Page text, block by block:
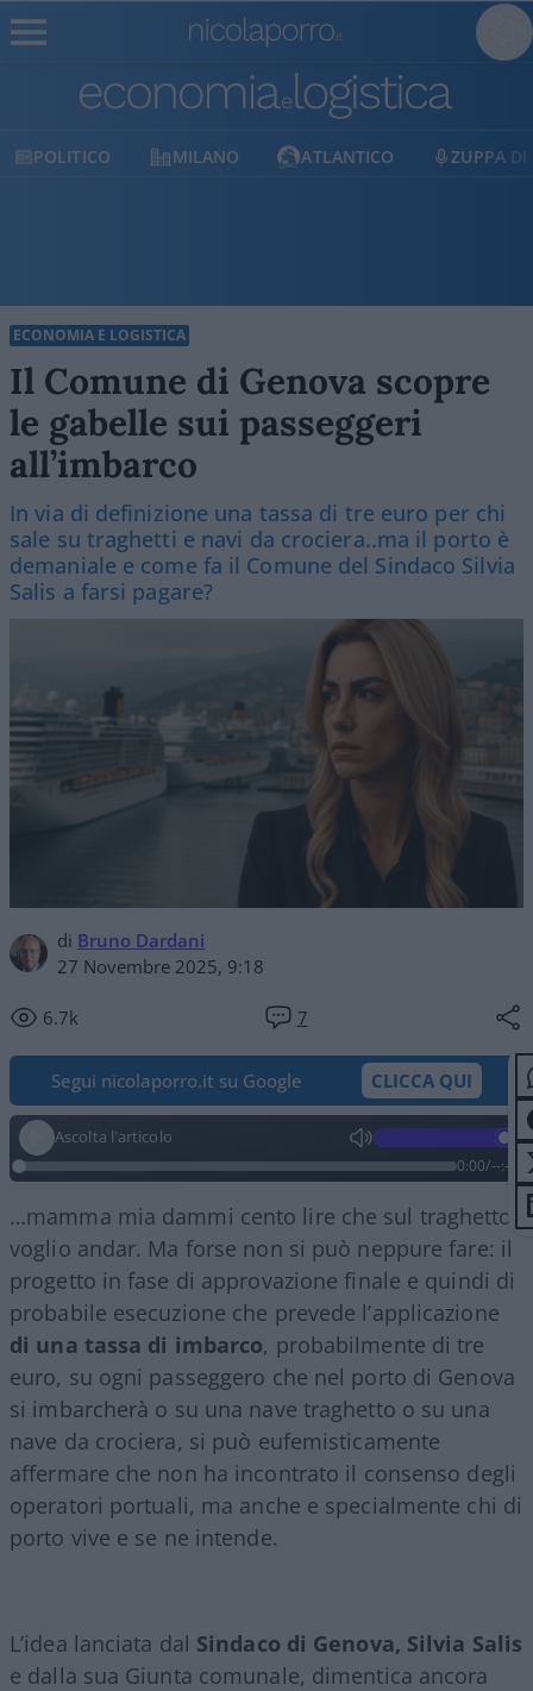
MILANO ATLANTICO ZUPPA DI PORRO
ECONOMIA E LOGISTICA
Il Comune di Genova scopre
le gabelle sui passeggeri
all’imbarco
In via di definizione una tassa di tre euro per chi
sale su traghetti e navi da crociera..ma il porto è
demaniale e come fa il Comune del Sindaco Silvia
Salis a farsi pagare?
di Bruno Dardani
27 Novembre 2025, 9:18
6.7k 7
Segui nicolaporro.it su Google CLICCA QUI
Ascolta l'articolo
0:00/--:--
…mamma mia dammi cento lire che sul traghetto
voglio andar. Ma forse non si può neppure fare: il
progetto in fase di approvazione finale e quindi di
probabile esecuzione che prevede l’applicazione
di una tassa di imbarco, probabilmente di tre
euro, su ogni passeggero che nel porto di Genova
si imbarcherà o su una nave traghetto o su una
nave da crociera, si può eufemisticamente
affermare che non ha incontrato il consenso degli
operatori portuali, ma anche e specialmente chi di
porto vive e se ne intende.
L’idea lanciata dal Sindaco di Genova, Silvia Salis
e dalla sua Giunta comunale, dimentica ancora